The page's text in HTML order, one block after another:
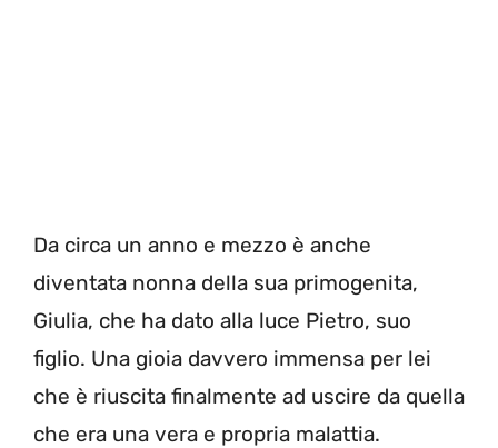
Da circa un anno e mezzo è anche
diventata nonna della sua primogenita,
Giulia, che ha dato alla luce Pietro, suo
figlio. Una gioia davvero immensa per lei
che è riuscita finalmente ad uscire da quella
che era una vera e propria malattia.